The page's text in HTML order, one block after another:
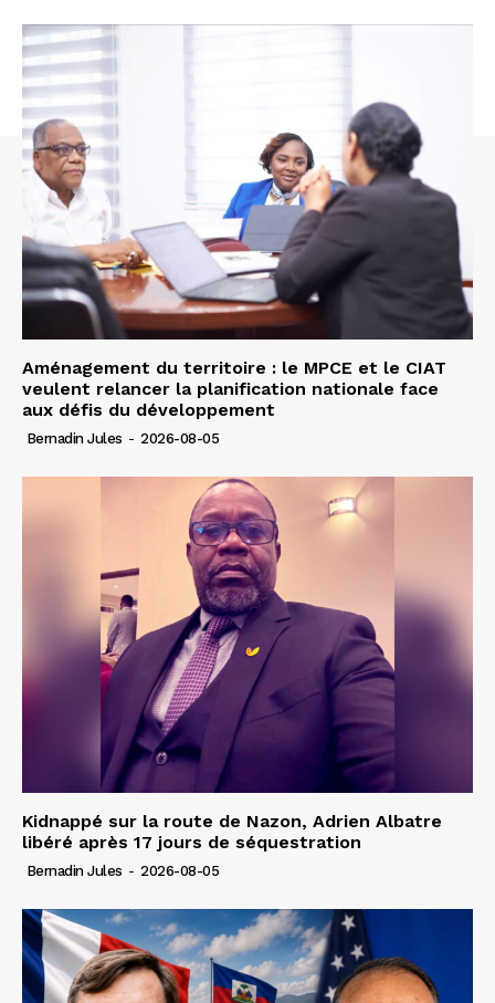
Aménagement du territoire : le MPCE et le CIAT
veulent relancer la planification nationale face
aux défis du développement
Bernadin Jules - 2026-08-05
Kidnappé sur la route de Nazon, Adrien Albatre
libéré après 17 jours de séquestration
Bernadin Jules - 2026-08-05